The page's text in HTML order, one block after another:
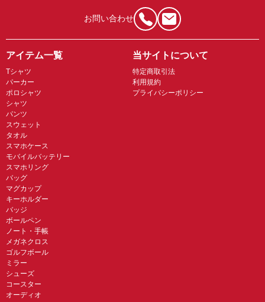
お問い合わせ
アイテム一覧
Tシャツ
パーカー
ポロシャツ
シャツ
パンツ
スウェット
タオル
スマホケース
モバイルバッテリー
スマホリング
バッグ
マグカップ
キーホルダー
バッジ
ボールペン
ノート・手帳
メガネクロス
ゴルフボール
ミラー
シューズ
コースター
オーディオ
当サイトについて
特定商取引法
利用規約
プライバシーポリシー